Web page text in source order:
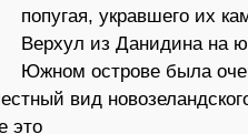
попугая, укравшего их
Верхул из Данидина на
Южном острове была
вид
это